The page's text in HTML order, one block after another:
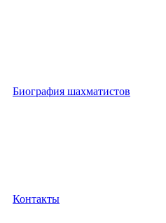
Биография шахматистов
Контакты